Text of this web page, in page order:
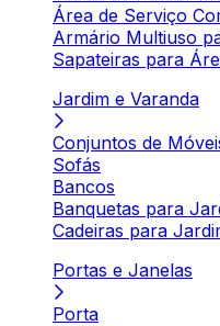
Área de Serviço
Armário Multiuso
Sapateiras para
Jardim e Varanda
Conjuntos de
Sofás
Bancos
Banquetas para
Cadeiras para
Portas e Janelas
Porta